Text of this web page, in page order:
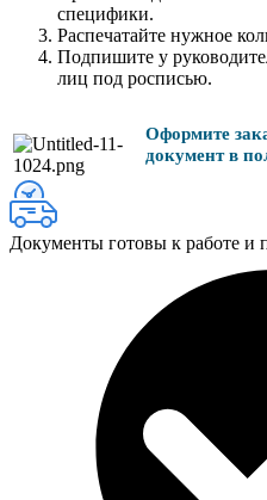
специфики.
Распечатайте нужное
Подпишите у
лиц под росписью.
Оформите
документ в
Документы готовы к работе и